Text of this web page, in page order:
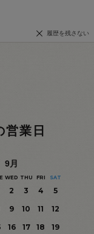
履歴を残さない
業日
9月
WED THU FRI SAT
2 3 4
5
9 10 11
12
16 17 18
19